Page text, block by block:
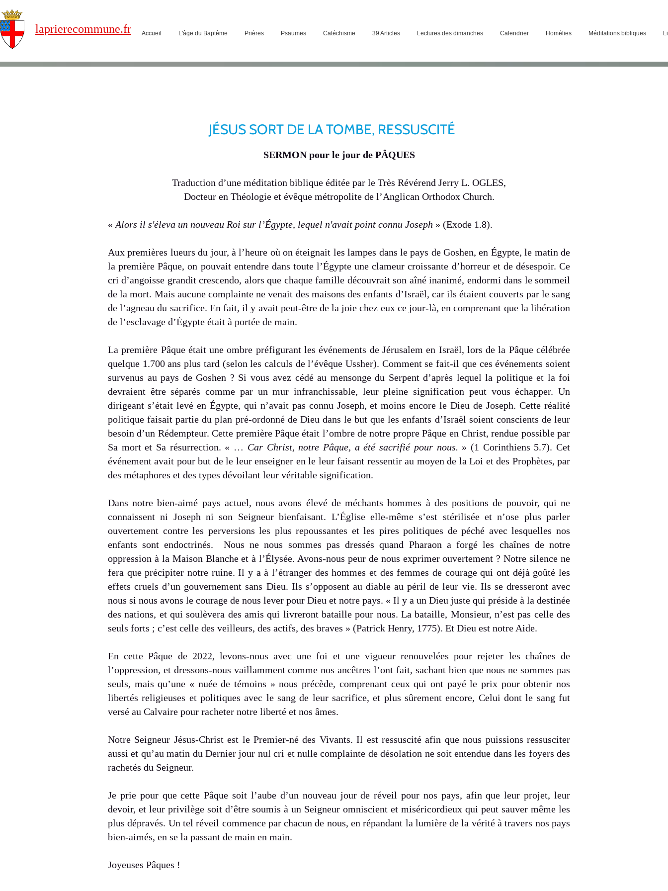
laprierecommune.fr Accueil L'âge du Baptême Prières Psaumes Catéchisme 39 Articles Lectures des dimanches Calendrier Homélies Méditations bibliques
JÉSUS SORT DE LA TOMBE, RESSUSCITÉ
SERMON pour le jour de PÂQUES
Traduction d’une méditation biblique éditée par le Très Révérend Jerry L. OGLES,
Docteur en Théologie et évêque métropolite de l’Anglican Orthodox Church.
« Alors il s'éleva un nouveau Roi sur l’Égypte, lequel n'avait point connu Joseph » (Exode 1.8).
Aux premières lueurs du jour, à l’heure où on éteignait les lampes dans le pays de Goshen, en Égypte, le matin de
la première Pâque, on pouvait entendre dans toute l’Égypte une clameur croissante d’horreur et de désespoir. Ce
cri d’angoisse grandit crescendo, alors que chaque famille découvrait son aîné inanimé, endormi dans le sommeil
de la mort. Mais aucune complainte ne venait des maisons des enfants d’Israël, car ils étaient couverts par le sang
de l’agneau du sacrifice. En fait, il y avait peut-être de la joie chez eux ce jour-là, en comprenant que la libération
de l’esclavage d’Égypte était à portée de main.
La première Pâque était une ombre préfigurant les événements de Jérusalem en Israël, lors de la Pâque célébrée
quelque 1.700 ans plus tard (selon les calculs de l’évêque Ussher). Comment se fait-il que ces événements soient
survenus au pays de Goshen ? Si vous avez cédé au mensonge du Serpent d’après lequel la politique et la foi
devraient être séparés comme par un mur infranchissable, leur pleine signification peut vous échapper. Un
dirigeant s’était levé en Égypte, qui n’avait pas connu Joseph, et moins encore le Dieu de Joseph. Cette réalité
politique faisait partie du plan pré-ordonné de Dieu dans le but que les enfants d’Israël soient conscients de leur
besoin d’un Rédempteur. Cette première Pâque était l’ombre de notre propre Pâque en Christ, rendue possible par
Sa mort et Sa résurrection. « … Car Christ, notre Pâque, a été sacrifié pour nous. » (1 Corinthiens 5.7). Cet
événement avait pour but de le leur enseigner en le leur faisant ressentir au moyen de la Loi et des Prophètes, par
des métaphores et des types dévoilant leur véritable signification.
Dans notre bien-aimé pays actuel, nous avons élevé de méchants hommes à des positions de pouvoir, qui ne
connaissent ni Joseph ni son Seigneur bienfaisant. L’Église elle-même s’est stérilisée et n’ose plus parler
ouvertement contre les perversions les plus repoussantes et les pires politiques de péché avec lesquelles nos
enfants sont endoctrinés. Nous ne nous sommes pas dressés quand Pharaon a forgé les chaînes de notre
oppression à la Maison Blanche et à l’Élysée. Avons-nous peur de nous exprimer ouvertement ? Notre silence ne
fera que précipiter notre ruine. Il y a à l’étranger des hommes et des femmes de courage qui ont déjà goûté les
effets cruels d’un gouvernement sans Dieu. Ils s’opposent au diable au péril de leur vie. Ils se dresseront avec
nous si nous avons le courage de nous lever pour Dieu et notre pays. « Il y a un Dieu juste qui préside à la destinée
des nations, et qui soulèvera des amis qui livreront bataille pour nous. La bataille, Monsieur, n’est pas celle des
seuls forts ; c’est celle des veilleurs, des actifs, des braves » (Patrick Henry, 1775). Et Dieu est notre Aide.
En cette Pâque de 2022, levons-nous avec une foi et une vigueur renouvelées pour rejeter les chaînes de
l’oppression, et dressons-nous vaillamment comme nos ancêtres l’ont fait, sachant bien que nous ne sommes pas
seuls, mais qu’une « nuée de témoins » nous précède, comprenant ceux qui ont payé le prix pour obtenir nos
libertés religieuses et politiques avec le sang de leur sacrifice, et plus sûrement encore, Celui dont le sang fut
versé au Calvaire pour racheter notre liberté et nos âmes.
Notre Seigneur Jésus-Christ est le Premier-né des Vivants. Il est ressuscité afin que nous puissions ressusciter
aussi et qu’au matin du Dernier jour nul cri et nulle complainte de désolation ne soit entendue dans les foyers des
rachetés du Seigneur.
Je prie pour que cette Pâque soit l’aube d’un nouveau jour de réveil pour nos pays, afin que leur projet, leur
devoir, et leur privilège soit d’être soumis à un Seigneur omniscient et miséricordieux qui peut sauver même les
plus dépravés. Un tel réveil commence par chacun de nous, en répandant la lumière de la vérité à travers nos pays
bien-aimés, en se la passant de main en main.
Joyeuses Pâques !